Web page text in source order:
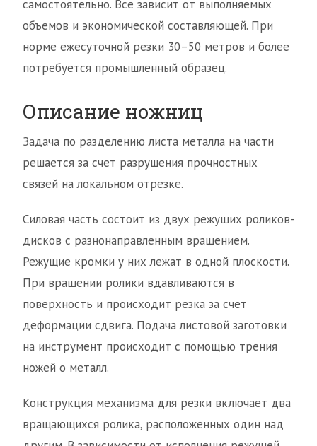
самостоятельно. Все зависит от выполняемых
объемов и экономической составляющей. При
норме ежесуточной резки 30–50 метров и более
потребуется промышленный образец.
Описание ножниц
Задача по разделению листа металла на части
решается за счет разрушения прочностных
связей на локальном отрезке.
Силовая часть состоит из двух режущих роликов-
дисков с разнонаправленным вращением.
Режущие кромки у них лежат в одной плоскости.
При вращении ролики вдавливаются в
поверхность и происходит резка за счет
деформации сдвига. Подача листовой заготовки
на инструмент происходит с помощью трения
ножей о металл.
Конструкция механизма для резки включает два
вращающихся ролика, расположенных один над